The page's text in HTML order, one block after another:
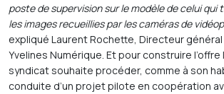
poste de supervision sur le modèle de celui qui
les images recueillies par les caméras de
expliqué Laurent Rochette, Directeur
Yvelines Numérique. Et pour construire
syndicat souhaite procéder, comme à son
conduite d’un projet pilote en coopération